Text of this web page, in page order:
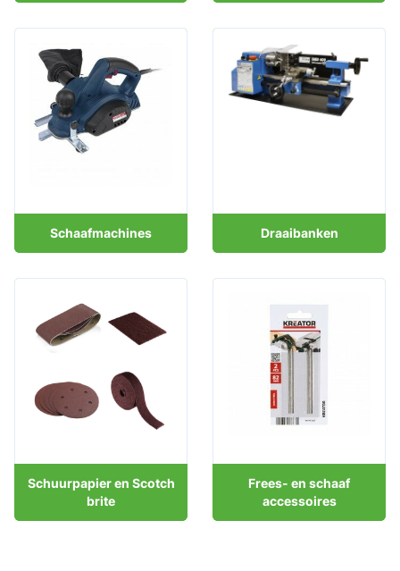
Schaafmachines Draaibanken
Schuurpapier en Scotch
brite
Frees- en schaaf
accessoires